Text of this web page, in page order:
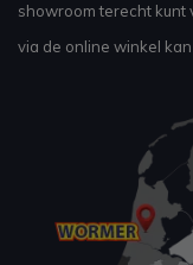
showroom terecht kunt
via de online winkel